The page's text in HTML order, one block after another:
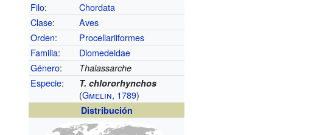
Filo:
Chordata
Clase:
Aves
Orden:
Procellariiformes
Familia:
Diomedeidae
Género: Thalassarche
Especie: T. chlororhynchos
(Gmelin, 1789)
Distribución